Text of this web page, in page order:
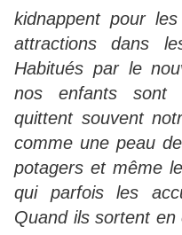
kidnappent pour
attractions dans
Habitués par le
nos enfants sont
quittent souvent
comme une peau
potagers et même
qui parfois les
Quand ils sortent